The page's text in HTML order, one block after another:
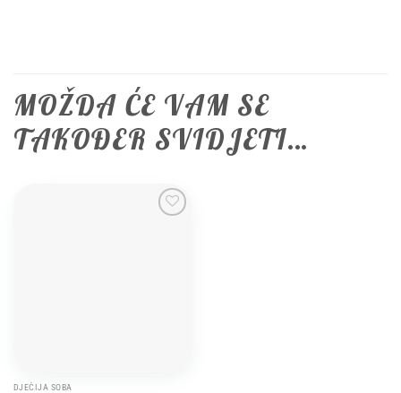
MOŽDA ĆE VAM SE
TAKOĐER SVIDJETI…
DJEČIJA SOBA